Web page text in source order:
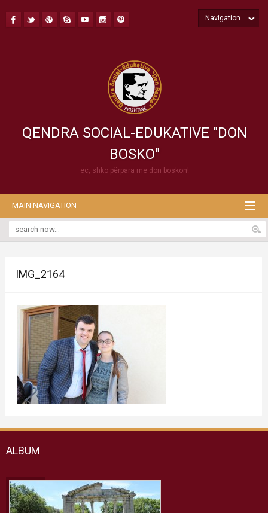
QENDRA SOCIAL-EDUKATIVE "DON
BOSKO"
ec, shko përpara me don boskon!
Navigation
MAIN NAVIGATION
IMG_2164
ALBUM